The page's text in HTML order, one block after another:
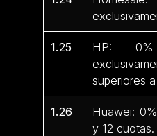
1.25
HP:
superiores
1.26
Huawei:
y 12 cuotas.